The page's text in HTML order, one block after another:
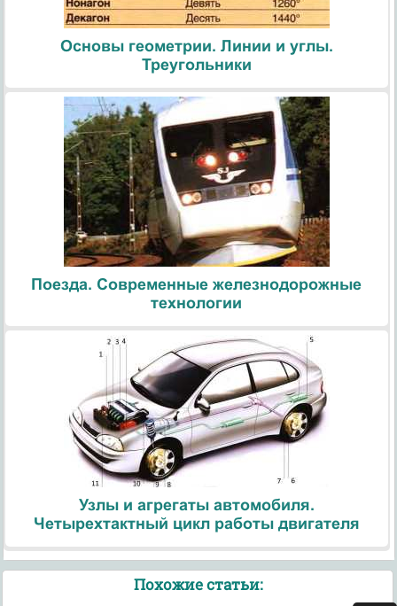
Основы геометрии. Линии и углы.
Треугольники
Поезда. Современные железнодорожные
технологии
Узлы и агрегаты автомобиля.
Четырехтактный цикл работы двигателя
Похожие статьи: